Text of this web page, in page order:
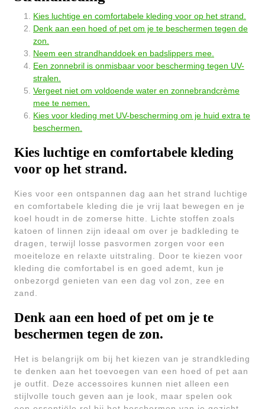
Kies luchtige en comfortabele kleding voor op het strand.
Denk aan een hoed of pet om je te beschermen tegen de
zon.
Neem een strandhanddoek en badslippers mee.
Een zonnebril is onmisbaar voor bescherming tegen UV-
stralen.
Vergeet niet om voldoende water en zonnebrandcrème
mee te nemen.
Kies voor kleding met UV-bescherming om je huid extra te
beschermen.
Kies luchtige en comfortabele kleding
voor op het strand.
Kies voor een ontspannen dag aan het strand luchtige
en comfortabele kleding die je vrij laat bewegen en je
koel houdt in de zomerse hitte. Lichte stoffen zoals
katoen of linnen zijn ideaal om over je badkleding te
dragen, terwijl losse pasvormen zorgen voor een
moeiteloze en relaxte uitstraling. Door te kiezen voor
kleding die comfortabel is en goed ademt, kun je
onbezorgd genieten van een dag vol zon, zee en
zand.
Denk aan een hoed of pet om je te
beschermen tegen de zon.
Het is belangrijk om bij het kiezen van je strandkleding
te denken aan het toevoegen van een hoed of pet aan
je outfit. Deze accessoires kunnen niet alleen een
stijlvolle touch geven aan je look, maar spelen ook